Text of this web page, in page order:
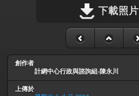
下載照片
創作者
計網中心行政與諮詢組-陳永川
上傳於